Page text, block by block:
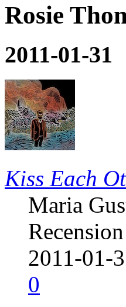
Rosie
2011-01-31
Kiss Each
Maria
Recension
2011-01-
0